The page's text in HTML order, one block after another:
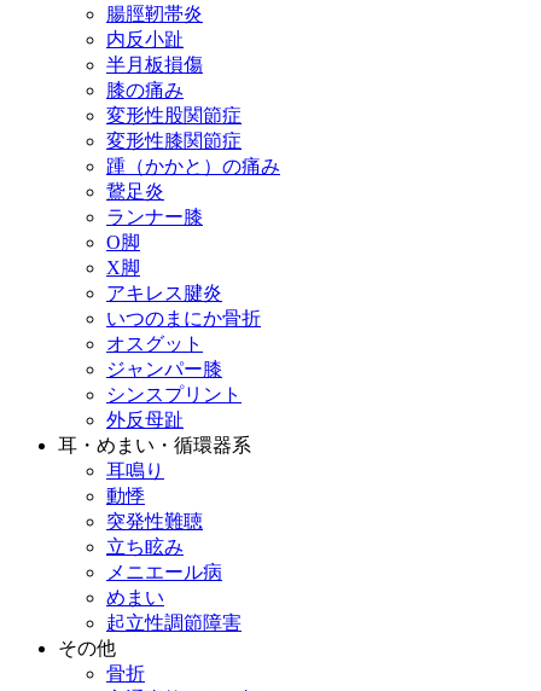
腸脛靭帯炎
内反小趾
半月板損傷
膝の痛み
変形性股関節症
変形性膝関節症
踵（かかと）の痛み
鵞足炎
ランナー膝
O脚
X脚
アキレス腱炎
いつのまにか骨折
オスグット
ジャンパー膝
シンスプリント
外反母趾
耳・めまい・循環器系
耳鳴り
動悸
突発性難聴
立ち眩み
メニエール病
めまい
起立性調節障害
その他
骨折